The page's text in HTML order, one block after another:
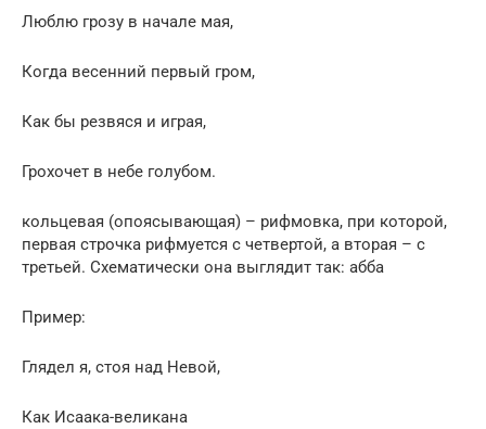
Люблю грозу в начале мая,
Когда весенний первый гром,
Как бы резвяся и играя,
Грохочет в небе голубом.
кольцевая (опоясывающая) – рифмовка, при которой,
первая строчка рифмуется с четвертой, а вторая – с
третьей. Схематически она выглядит так: абба
Пример:
Глядел я, стоя над Невой,
Как Исаака-великана